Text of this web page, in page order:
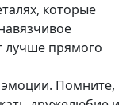
которые
лучше прямого
Помните,